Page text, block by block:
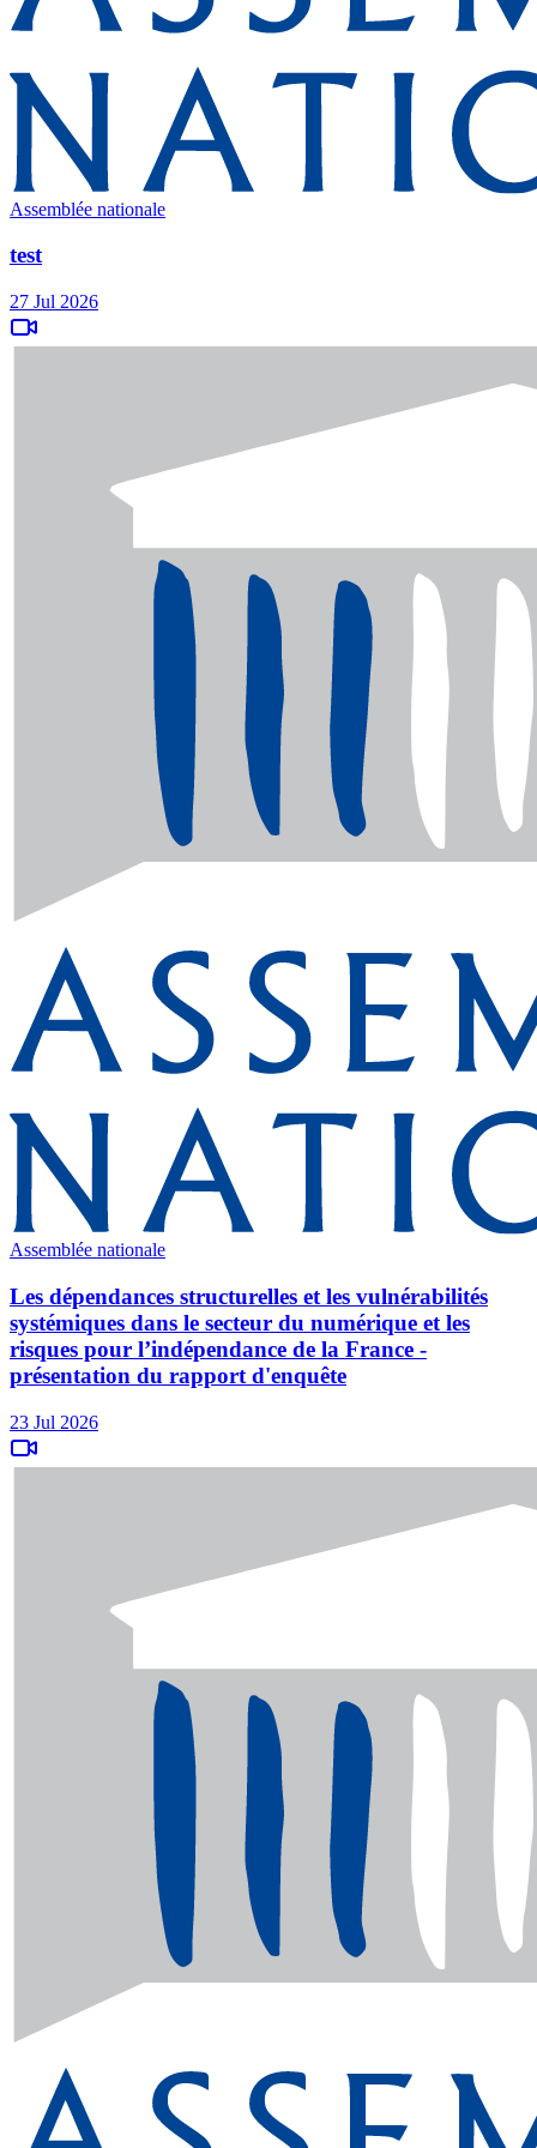
Assemblée nationale
test
27 Jul 2026
Assemblée nationale
Les dépendances structurelles et les vulnérabilités
systémiques dans le secteur du numérique et les
risques pour l’indépendance de la France -
présentation du rapport d'enquête
23 Jul 2026